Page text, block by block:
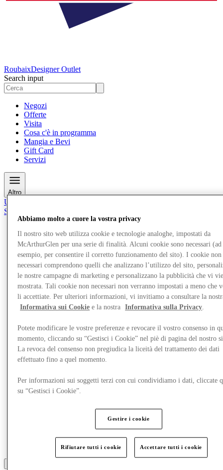
RoubaixDesigner Outlet
Search input
Negozi
Offerte
Visita
Cosa c'è in programma
Mangia e Bevi
Gift Card
Servizi
Altro
Unisciti al Club
Salvata
it
Negozi
Offerte
Visita
Cosa c'è in programma
Mangia e Bevi
Gift Card
Servizi
Abbiamo molto a cuore la vostra privacy
Il nostro sito web utilizza cookie e tecnologie analoghe, impostati da
McArthurGlen per una serie di finalità. Alcuni cookie sono necessari (ad
esempio, per consentire il corretto funzionamento del sito). I cookie non
necessari comprendono quelli che analizzano l’utilizzo del sito,
le nostre campagne di marketing e personalizzano la pubblicità che vi
mostrata. Tali cookie non necessari non verranno impostati a meno che
li accettiate. Per ulteriori informazioni, vi invitiamo a consultare la
Informativa sui Cookie e la nostra Informativa sulla Privacy.
Potete modificare le vostre preferenze e revocare il vostro consenso in
momento, cliccando su “Gestisci i Cookie” nel piè di pagina del nostro
La revoca del consenso non pregiudica la liceità del trattamento dei dati
effettuato fino a quel momento.
Per informazioni sui soggetti terzi con cui condividiamo i dati, cliccate
su “Gestisci i Cookie”.
Gestire i cookie
Rifiutare tutti i cookie Accettare tutti i cookie